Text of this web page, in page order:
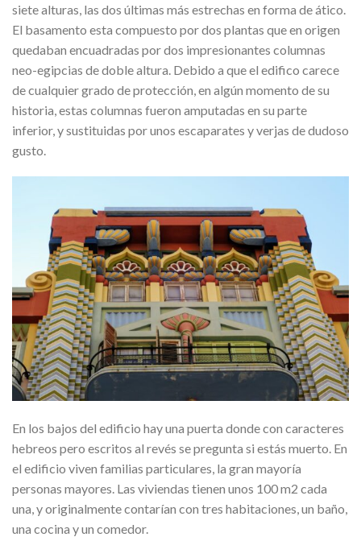
siete alturas, las dos últimas más estrechas en forma de ático.
El basamento esta compuesto por dos plantas que en origen
quedaban encuadradas por dos impresionantes columnas
neo-egipcias de doble altura. Debido a que el edifico carece
de cualquier grado de protección, en algún momento de su
historia, estas columnas fueron amputadas en su parte
inferior, y sustituidas por unos escaparates y verjas de dudoso
gusto.
En los bajos del edificio hay una puerta donde con caracteres
hebreos pero escritos al revés se pregunta si estás muerto. En
el edificio viven familias particulares, la gran mayoría
personas mayores. Las viviendas tienen unos 100 m2 cada
una, y originalmente contarían con tres habitaciones, un baño,
una cocina y un comedor.